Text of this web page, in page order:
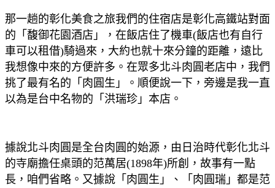
那一趟的彰化美食之旅我們的住宿店是彰化高鐵站對面
的「馥御花園酒店」，在飯店住了機車(飯店也有自行
車可以租借)騎過來，大約也就十來分鐘的距離，遠比
我想像中來的方便許多。在眾多北斗肉圓老店中，我們
挑了最有名的「肉圓生」。順便說一下，旁邊是我一直
以為是台中名物的「洪瑞珍」本店。
據說北斗肉圓是全台肉圓的始源，由日治時代彰化北斗
的寺廟擔任桌頭的范萬居(1898年)所創，故事有一點
長，咱們省略。又據說「肉圓生」、「肉圓瑞」都是范